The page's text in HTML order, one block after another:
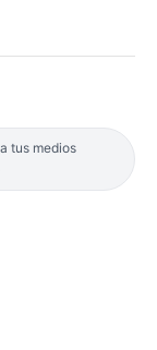
tus medios